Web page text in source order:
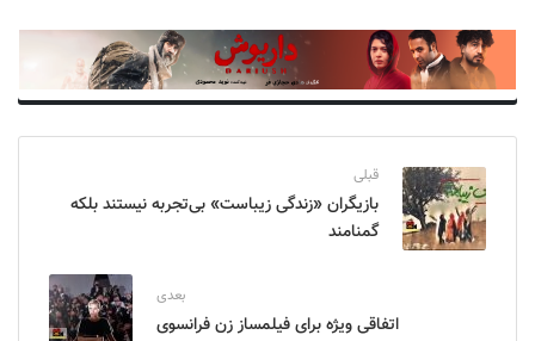
قبلی
بازیگران «زندگی زیباست» بی‌تجربه نیستند بلکه
گمنامند
بعدی
اتفاقی ویژه برای فیلمساز زن فرانسوی